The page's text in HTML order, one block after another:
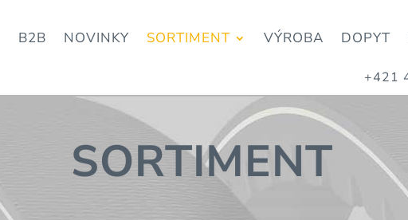
B2B NOVINKY SORTIMENT VÝROBA DOPYT
+421
SORTIMENT